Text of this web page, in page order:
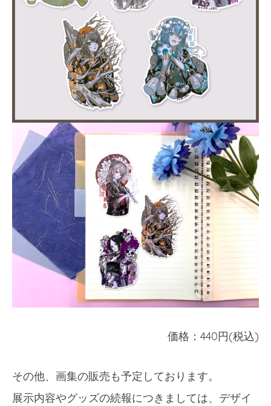
価格：440円(税込)
その他、画集の販売も予定しております。
展示内容やグッズの続報につきましては、デザイ